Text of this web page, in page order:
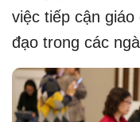
việc tiếp cận
đạo trong các